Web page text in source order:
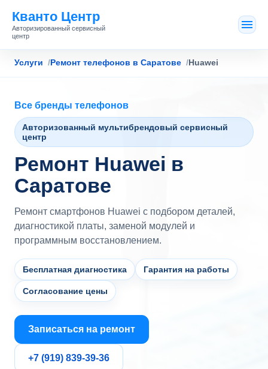
Кванто Центр
Авторизированный сервисный
центр
Услуги Ремонт телефонов в Саратове Huawei
Все бренды телефонов
Авторизованный мультибрендовый сервисный
центр
Ремонт Huawei в
Саратове
Ремонт смартфонов Huawei с подбором деталей,
диагностикой платы, заменой модулей и
программным восстановлением.
Бесплатная диагностика Гарантия на работы
Согласование цены
Записаться на ремонт
+7 (919) 839-39-36